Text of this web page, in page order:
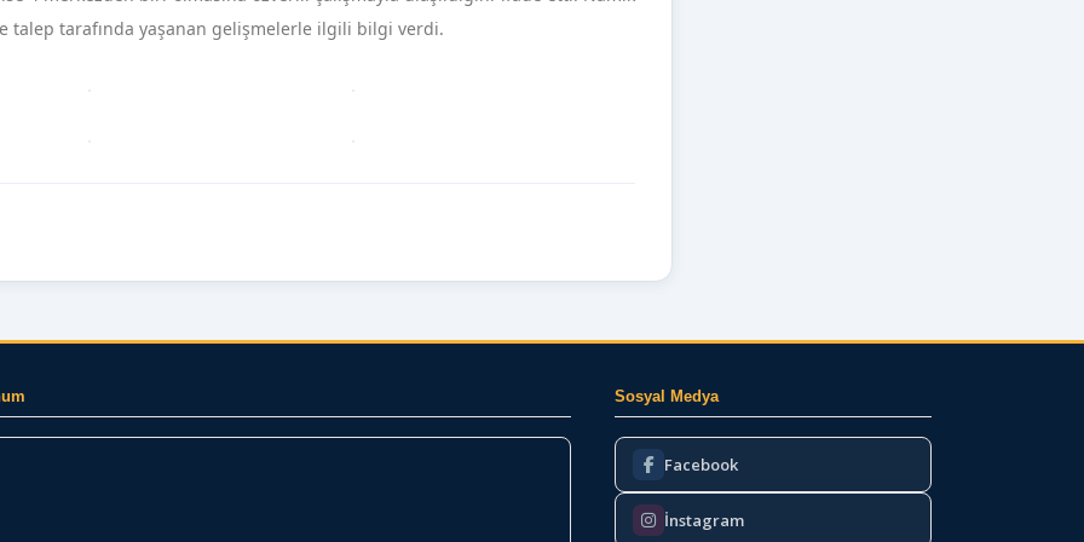
talep tarafında yaşanan gelişmelerle ilgili bilgi verdi.
Sosyal Medya
Facebook
İnstagram